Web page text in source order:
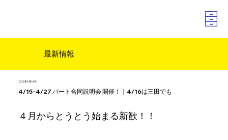
最新情報
2026年3月14日
4/15･4/27 パート合同説明会 開催！｜4/16は三田でも
４月からとうとう始まる新歓！！